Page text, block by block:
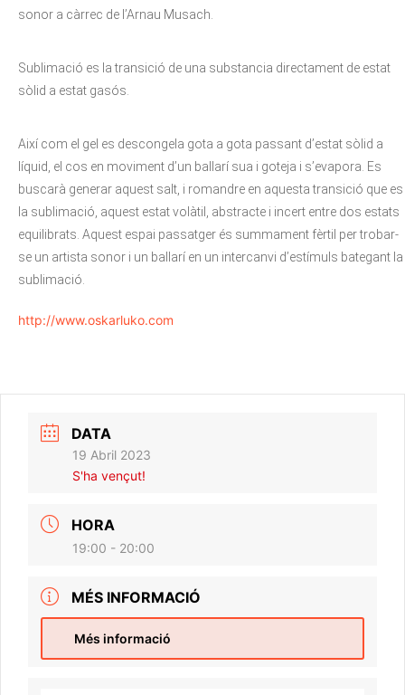
sonor a càrrec de l’Arnau Musach.
Sublimació es la transició de una substancia directament de estat
sòlid a estat gasós.
Així com el gel es descongela gota a gota passant d’estat sòlid a
líquid, el cos en moviment d’un ballarí sua i goteja i s’evapora. Es
buscarà generar aquest salt, i romandre en aquesta transició que es
la sublimació, aquest estat volàtil, abstracte i incert entre dos estats
equilibrats. Aquest espai passatger és summament fèrtil per trobar-
se un artista sonor i un ballarí en un intercanvi d’estímuls bategant la
sublimació.
http://www.oskarluko.com
DATA
19 Abril 2023
S'ha vençut!
HORA
19:00 - 20:00
MÉS INFORMACIÓ
Més informació